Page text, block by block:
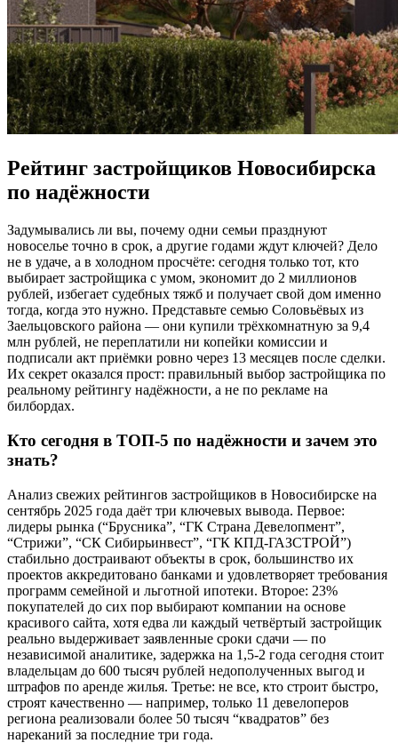
Рейтинг застройщиков Новосибирска
по надёжности
Задумывались ли вы, почему одни семьи празднуют
новоселье точно в срок, а другие годами ждут ключей? Дело
не в удаче, а в холодном просчёте: сегодня только тот, кто
выбирает застройщика с умом, экономит до 2 миллионов
рублей, избегает судебных тяжб и получает свой дом именно
тогда, когда это нужно. Представьте семью Соловьёвых из
Заельцовского района — они купили трёхкомнатную за 9,4
млн рублей, не переплатили ни копейки комиссии и
подписали акт приёмки ровно через 13 месяцев после сделки.
Их секрет оказался прост: правильный выбор застройщика по
реальному рейтингу надёжности, а не по рекламе на
билбордах.
Кто сегодня в ТОП-5 по надёжности и зачем это
знать?
Анализ свежих рейтингов застройщиков в Новосибирске на
сентябрь 2025 года даёт три ключевых вывода. Первое:
лидеры рынка (“Брусника”, “ГК Страна Девелопмент”,
“Стрижи”, “СК Сибирьинвест”, “ГК КПД-ГАЗСТРОЙ”)
стабильно достраивают объекты в срок, большинство их
проектов аккредитовано банками и удовлетворяет требования
программ семейной и льготной ипотеки. Второе: 23%
покупателей до сих пор выбирают компании на основе
красивого сайта, хотя едва ли каждый четвёртый застройщик
реально выдерживает заявленные сроки сдачи — по
независимой аналитике, задержка на 1,5-2 года сегодня стоит
владельцам до 600 тысяч рублей недополученных выгод и
штрафов по аренде жилья. Третье: не все, кто строит быстро,
строят качественно — например, только 11 девелоперов
региона реализовали более 50 тысяч “квадратов” без
нареканий за последние три года.